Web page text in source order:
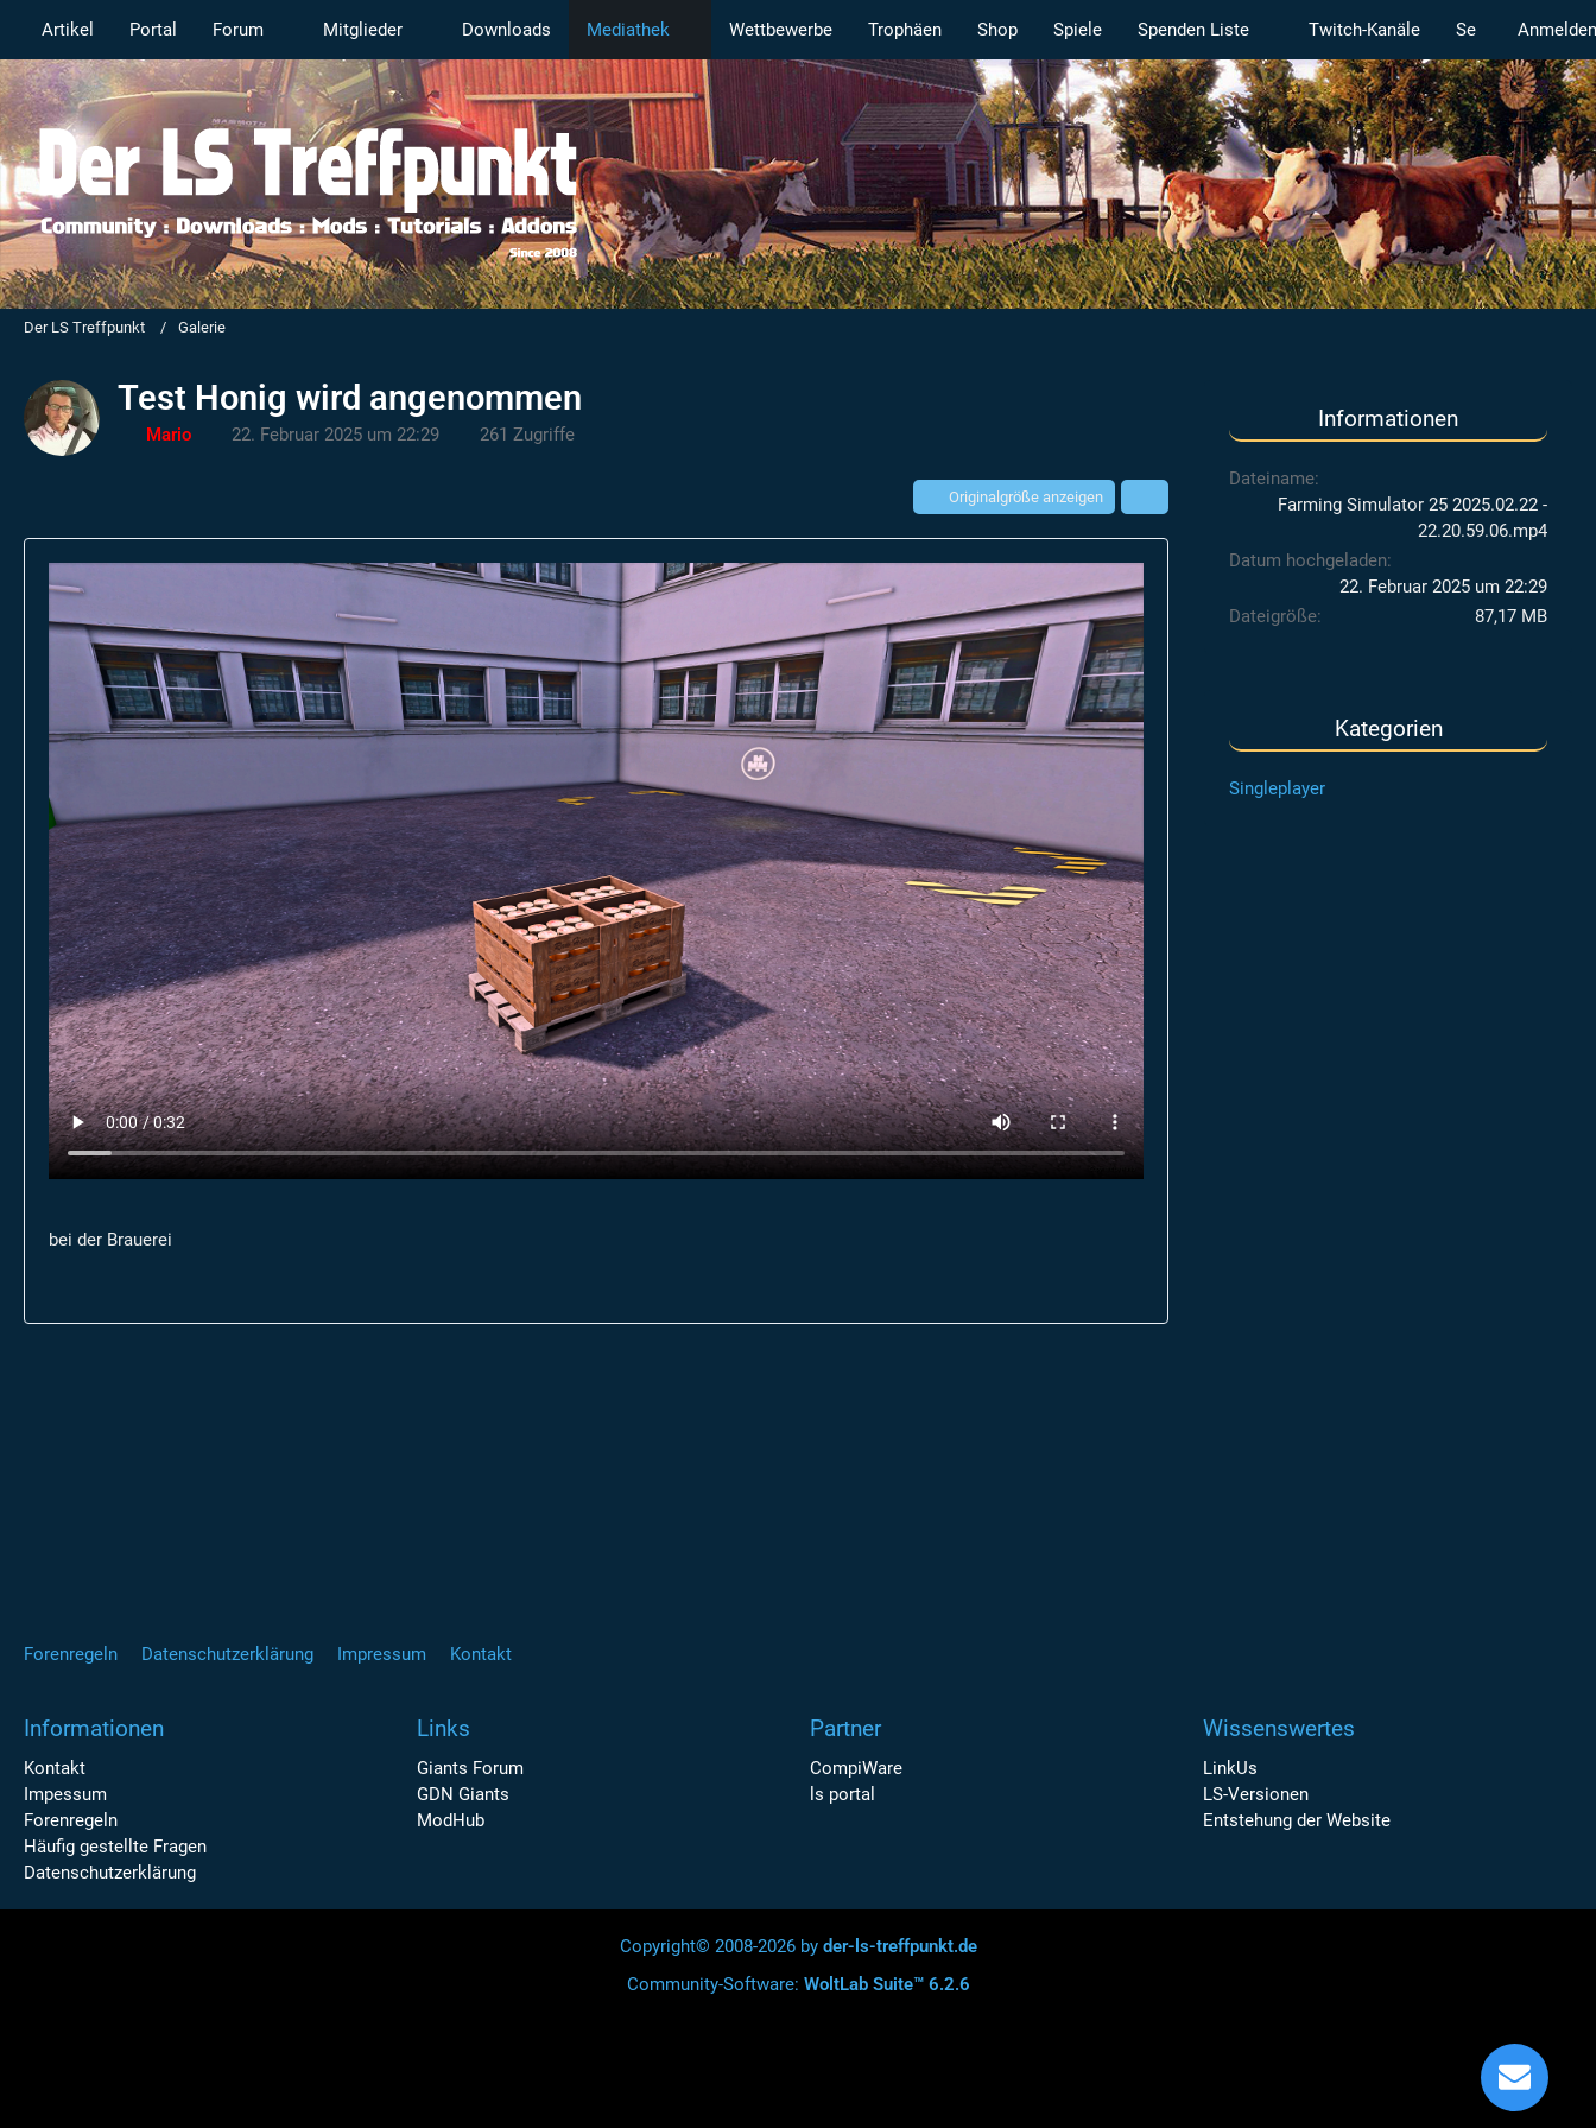
Artikel Portal Forum Mitglieder Downloads Mediathek Wettbewerbe Trophäen Shop Spiele Spenden Liste Twitch-Kanäle ServerstatusAnmelden
Der LS Treffpunkt Galerie
Test Honig wird angenommen
Mario 22. Februar 2025 um 22:29 261 Zugriffe
Originalgröße anzeigen
bei der Brauerei
Informationen
Dateiname
Farming Simulator 25 2025.02.22 -
22.20.59.06.mp4
Datum hochgeladen
22. Februar 2025 um 22:29
Dateigröße
87,17 MB
Kategorien
Singleplayer
Forenregeln Datenschutzerklärung Impressum Kontakt
Informationen
Kontakt
Impessum
Forenregeln
Häufig gestellte Fragen
Datenschutzerklärung
Links
Giants Forum
GDN Giants
ModHub
Partner
CompiWare
ls portal
Wissenswertes
LinkUs
LS-Versionen
Entstehung der Website
Copyright© 2008-2026 by der-ls-treffpunkt.de
Community-Software: WoltLab Suite™ 6.2.6